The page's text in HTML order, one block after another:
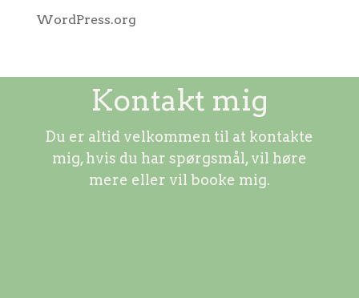
WordPress.org
Kontakt mig
Du er altid velkommen til at kontakte
mig, hvis du har spørgsmål, vil høre
mere eller vil booke mig.